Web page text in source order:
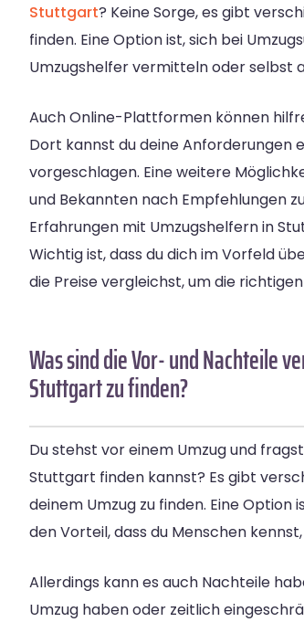
Stuttgart? Keine Sorge, es gibt
finden. Eine Option ist, sich bei
Umzugshelfer vermitteln oder selbst
Auch Online-Plattformen können
Dort kannst du deine Anforderungen
vorgeschlagen. Eine weitere
und Bekannten nach Empfehlungen
Erfahrungen mit Umzugshelfern in
Wichtig ist, dass du dich im Vorfeld
die Preise vergleichst, um die
Was sind die Vor- und Nachteile
Stuttgart zu finden?
Du stehst vor einem Umzug und
Stuttgart finden kannst? Es gibt
deinem Umzug zu finden. Eine Option
den Vorteil, dass du Menschen
Allerdings kann es auch Nachteile
Umzug haben oder zeitlich